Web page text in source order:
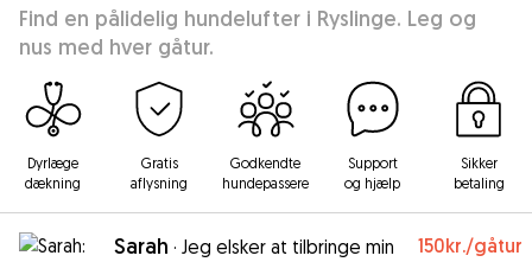
Find en pålidelig hundelufter i Ryslinge. Leg og
nus med hver gåtur.
Dyrlæge
dækning
Gratis
aflysning
Godkendte
hundepassere
Support
og hjælp
Sikker
betaling
Sarah · Jeg elsker at tilbringe min
150kr./gåtur